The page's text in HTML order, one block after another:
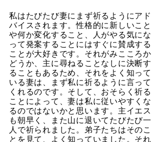
私はたびたび妻にまず祈るようにアド
バイスされます。性格的に新しいこと
や何か変化すること、人がやる気にな
って発案することにはすぐに賛成する
ことが大好きです。それがみこころか
どうか、主に尋ねることなしに決断す
ることもあるため、それをよく知って
いる妻は、まず私に祈るように言って
くれるのです。そして、おそらく祈る
ことによって、妻は私に従いやすくな
るのではないかと思います。主イエス
も朝早く、また山に退いてたびたび一
人で祈られました。弟子たちはそのこ
とを見て、よく知っていました。それ